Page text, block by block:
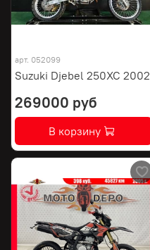
арт. 052099
Suzuki Djebel 250XC 2002
269000 руб
В корзину